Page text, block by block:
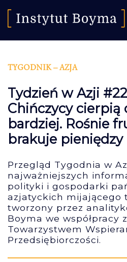
TYGODNIK – AZJA
Tydzień w Azji
Chińczycy cierpią
bardziej. Rośnie
brakuje pieniędzy
Przegląd Tygodnia w
najważniejszych
polityki i gospodarki
azjatyckich mijającego
tworzony przez
Boyma we współpracy
Towarzystwem
Przedsiębiorczości.